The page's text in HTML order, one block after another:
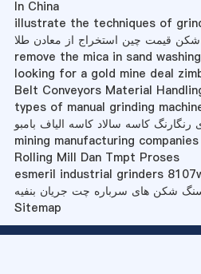
In China
illustrate the techniques of
قیمت چین استخراج از معادن طلا
remove the mica in sand
looking for a gold mine deal
Belt Conveyors Material
types of manual grinding
رنگارنگ کاسه سالاد کاسه الیاف بامبو
mining manufacturing
Rolling Mill Dan Tmpt Proses
esmeril industrial grinders
شکن های سرباره چت جریان بنفیه
Sitemap